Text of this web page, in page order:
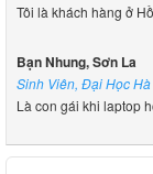
Tôi là khách hàng ở
Bạn Nhung, Sơn La
Sinh Viên, Đại Học
Là con gái khi laptop